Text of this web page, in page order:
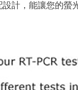
計，能讓您的螢